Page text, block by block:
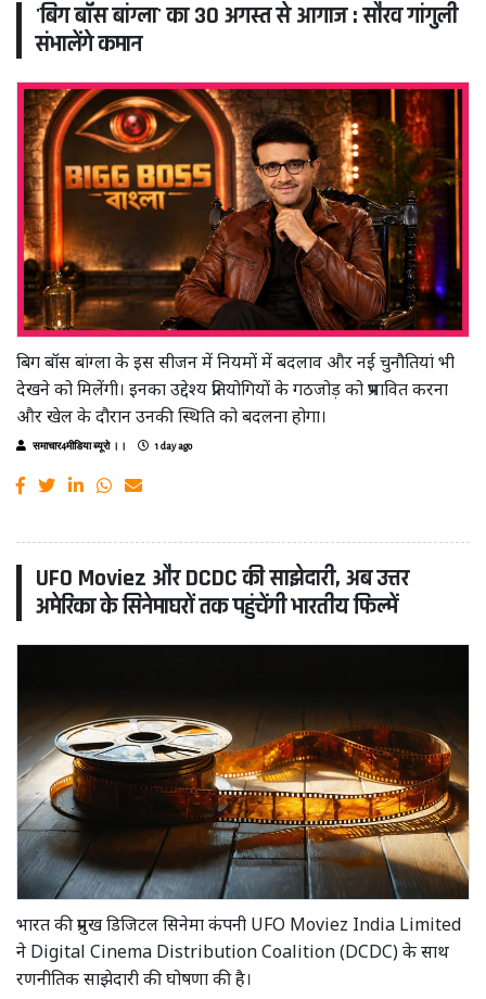
'बिग बॉस बांग्ला' का 30 अगस्त से आगाज : सौरव गांगुली
संभालेंगे कमान
बिग बॉस बांग्ला के इस सीजन में नियमों में बदलाव और नई चुनौतियां भी
देखने को मिलेंगी। इनका उद्देश्य प्रतियोगियों के गठजोड़ को प्रभावित करना
और खेल के दौरान उनकी स्थिति को बदलना होगा।
समाचार4मीडिया ब्यूरो ।। 1 day ago
UFO Moviez और DCDC की साझेदारी, अब उत्तर
अमेरिका के सिनेमाघरों तक पहुंचेंगी भारतीय फिल्में
भारत की प्रमुख डिजिटल सिनेमा कंपनी UFO Moviez India Limited
ने Digital Cinema Distribution Coalition (DCDC) के साथ
रणनीतिक साझेदारी की घोषणा की है।